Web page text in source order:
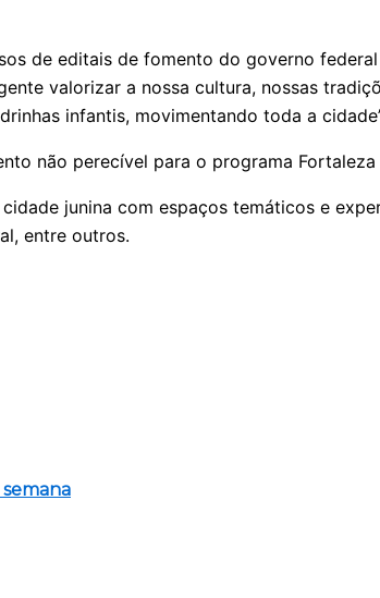
de editais de fomento do governo
valorizar a nossa cultura, nossas
infantis, movimentando toda a
não perecível para o programa Fortaleza
junina com espaços temáticos e
entre outros.